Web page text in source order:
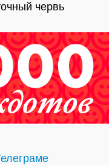
червь